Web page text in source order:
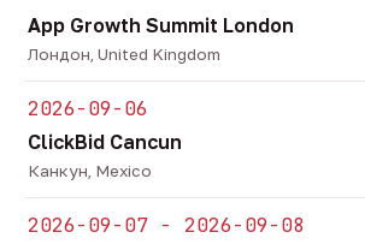
App Growth Summit London
Лондон, United Kingdom
2026-09-06
ClickBid Cancun
Канкун, Mexico
2026-09-07 - 2026-09-08